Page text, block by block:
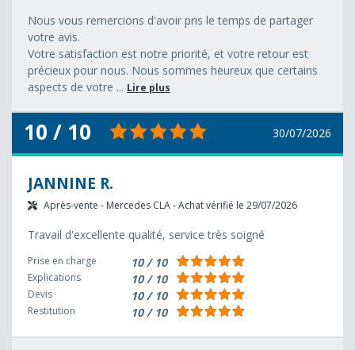
Nous vous remercions d'avoir pris le temps de partager
votre avis.
Votre satisfaction est notre priorité, et votre retour est
précieux pour nous. Nous sommes heureux que certains
aspects de votre ... Lire plus
10 / 10 30/07/2026
JANNINE R.
Après-vente - Mercedes CLA - Achat vérifié le 29/07/2026
Travail d'excellente qualité, service très soigné
Prise en charge 10 / 10
Explications 10 / 10
Devis 10 / 10
Restitution 10 / 10